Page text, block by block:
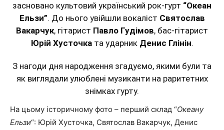
засновано культовий український рок-гурт “Океан
Ельзи”. До нього увійшли вокаліст Святослав
Вакарчук, гітарист Павло Гудімов, бас-гітарист
Юрій Хусточката ударник Денис Глінін.
З нагоди дня народження згадуємо, якими були та
як виглядали улюблені музиканти на раритетних
знімках гурту.
На цьому історичному фото – перший склад “Океану
Ельзи“: Юрій Хусточка, Святослав Вакарчук, Денис